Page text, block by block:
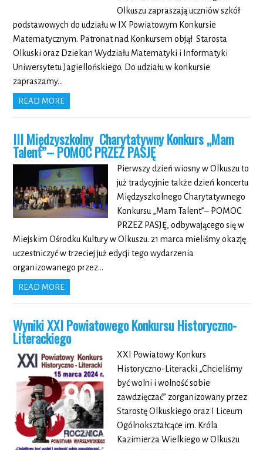
Olkuszu zapraszają uczniów szkół
podstawowych do udziału w IX Powiatowym Konkursie
Matematycznym. Patronat nad Konkursem objął Starosta
Olkuski oraz Dziekan Wydziału Matematyki i Informatyki
Uniwersytetu Jagiellońskiego. Do udziału w konkursie
zapraszamy…
READ MORE
III Międzyszkolny Charytatywny Konkurs „Mam
Talent”– POMOC PRZEZ PASJĘ
Pierwszy dzień wiosny w Olkuszu to
już tradycyjnie także dzień koncertu
Międzyszkolnego Charytatywnego
Konkursu „Mam Talent”– POMOC
PRZEZ PASJĘ, odbywającego się w
Miejskim Ośrodku Kultury w Olkuszu. 21 marca mieliśmy okazję
uczestniczyć w trzeciej już edycji tego wydarzenia
organizowanego przez…
READ MORE
Wyniki XXI Powiatowego Konkursu Historyczno-
Literackiego
XXI Powiatowy Konkurs
Historyczno-Literacki „Chcieliśmy
być wolni i wolność sobie
zawdzięczać” zorganizowany przez
Starostę Olkuskiego oraz I Liceum
Ogólnokształcące im. Króla
Kazimierza Wielkiego w Olkuszu